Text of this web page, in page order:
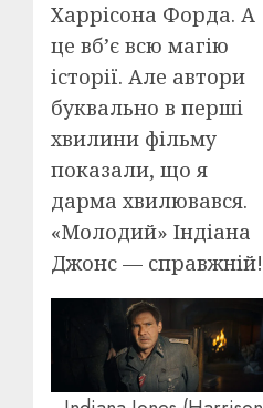
Харрісона Форда. А
це вб’є всю магію
історії. Але автори
буквально в перші
хвилини фільму
показали, що я
дарма хвилювався.
«Молодий» Індіана
Джонс — справжній!